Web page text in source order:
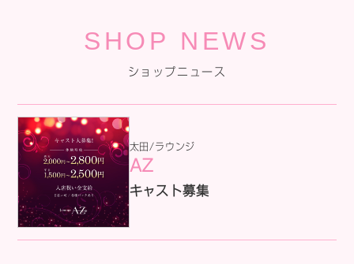
SHOP NEWS
ショップニュース
太田/ラウンジ
AZ
キャスト募集